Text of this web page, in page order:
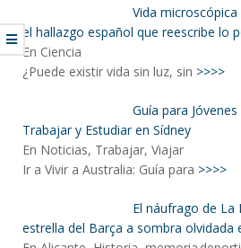
Vida
el hallazgo español que reescribe lo
En Ciencia
¿Puede existir vida sin luz, sin >>>>
Guía para
Trabajar y Estudiar en Sídney
En Noticias, Trabajar, Viajar
Ir a Vivir a Australia: Guía para >>>>
El náufrago de La
estrella del Barça a sombra olvidada